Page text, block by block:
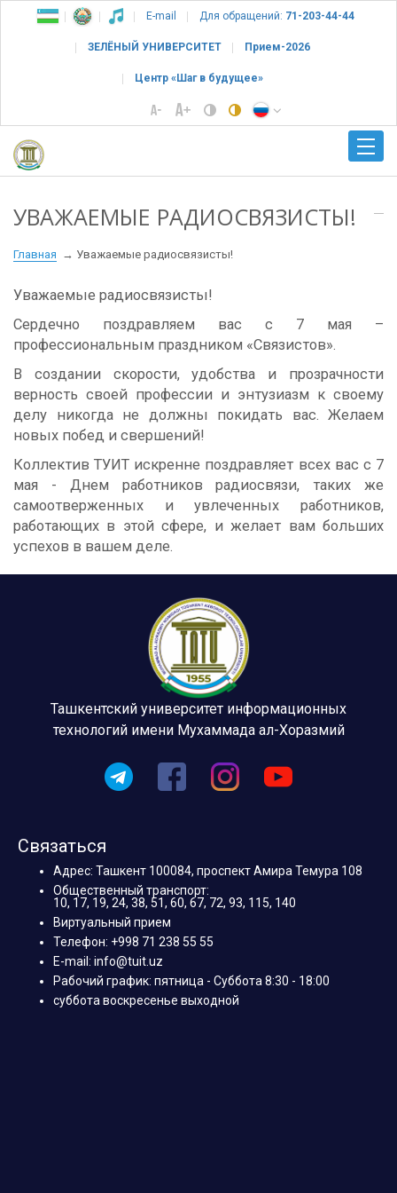
E-mail Для обращений: 71-203-44-44
ЗЕЛЁНЫЙ УНИВЕРСИТЕТ Прием-2026
Центр «Шаг в будущее»
УВАЖАЕМЫЕ РАДИОСВЯЗИСТЫ!
Главная Уважаемые радиосвязисты!
Уважаемые радиосвязисты!
Сердечно поздравляем вас с 7 мая –
профессиональным праздником «Связистов».
В создании скорости, удобства и прозрачности
верность своей профессии и энтузиазм к своему
делу никогда не должны покидать вас. Желаем
новых побед и свершений!
Коллектив ТУИТ искренне поздравляет всех вас с 7
мая - Днем работников радиосвязи, таких же
самоотверженных и увлеченных работников,
работающих в этой сфере, и желает вам больших
успехов в вашем деле.
Ташкентский университет информационных
технологий имени Мухаммада ал-Хоразмий
Связаться
Адрес: Ташкент 100084, проспект Амира Темура 108
Общественный транспорт:
10, 17, 19, 24, 38, 51, 60, 67, 72, 93, 115, 140
Виртуальный прием
Телефон: +998 71 238 55 55
E-mail: info@tuit.uz
Рабочий график: пятница - Суббота 8:30 - 18:00
суббота воскресенье выходной